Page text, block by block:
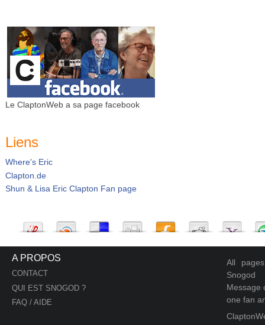
Le ClaptonWeb a sa page facebook
Liens
Where's Eric
Clapton.de
Shun & Lisa Eric Clapton Fan page
A PROPOS
CONTACT
QUI EST SNOGOD ?
FAQ / AIDE
All
Snogod
Message
one fan